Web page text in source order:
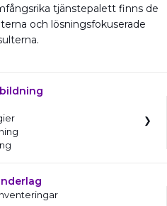
tjänstepalett finns de
och lösningsfokuserade